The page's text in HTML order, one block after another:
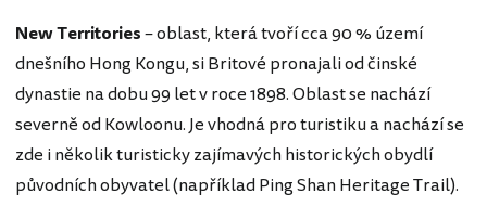
NewTerritories– oblast, která tvoří cca 90 % území
dnešního Hong Kongu, si Britové pronajali od činské
dynastie na dobu 99 let v roce 1898. Oblast se nachází
severně od Kowloonu. Je vhodná pro turistiku a nachází se
zde i několik turisticky zajímavých historických obydlí
původních obyvatel (například Ping Shan Heritage Trail).